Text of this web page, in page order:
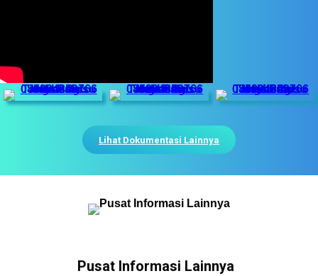
Lihat Dokumentasi Lainnya
Pusat Informasi Lainnya